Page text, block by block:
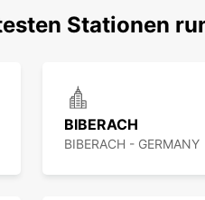
Stationen
BIBERACH
BIBERACH - GERMANY